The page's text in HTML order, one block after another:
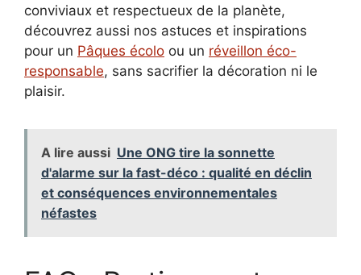
conviviaux et respectueux de la planète,
découvrez aussi nos astuces et inspirations
pour un Pâques écolo ou un réveillon éco-
responsable, sans sacrifier la décoration ni le
plaisir.
A lire aussi Une ONG tire la sonnette
d'alarme sur la fast-déco : qualité en déclin
et conséquences environnementales
néfastes